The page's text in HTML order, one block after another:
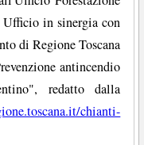
in sinergia con
di Regione Toscana
antincendio
redatto dalla
chianti-